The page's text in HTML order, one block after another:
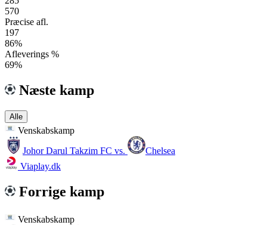
570
Præcise afl.
197
86%
Afleverings %
69%
Næste kamp
Alle
Venskabskamp
Johor Darul Takzim FC vs.
Chelsea
Viaplay.dk
Forrige kamp
Venskabskamp